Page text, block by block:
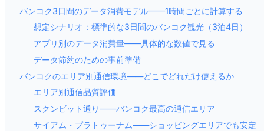
バンコク3日間のデータ消費モデル——1時間ごとに計算する
想定シナリオ：標準的な3日間のバンコク観光（3泊4日）
アプリ別のデータ消費量——具体的な数値で見る
データ節約のための事前準備
バンコクのエリア別通信環境——どこでどれだけ使えるか
エリア別通信品質評価
スクンビット通り——バンコク最高の通信エリア
サイアム・プラトゥーナム——ショッピングエリアでも安定